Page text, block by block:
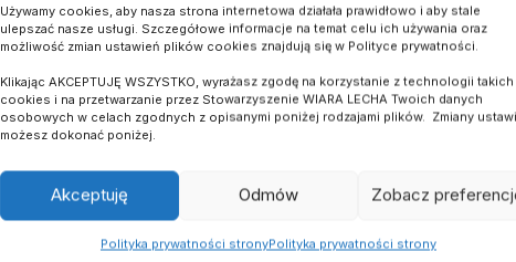
Używamy cookies, aby nasza strona internetowa działała prawidłowo i aby stale
ulepszać nasze usługi. Szczegółowe informacje na temat celu ich używania oraz
możliwość zmian ustawień plików cookies znajdują się w Polityce prywatności.
Klikając AKCEPTUJĘ WSZYSTKO, wyrażasz zgodę na korzystanie z technologii takich
cookies i na przetwarzanie przez Stowarzyszenie WIARA LECHA Twoich danych
osobowych w celach zgodnych z opisanymi poniżej rodzajami plików. Zmiany
możesz dokonać poniżej.
Akceptuję Odmów Zobacz
Polityka prywatności stronyPolityka prywatności strony